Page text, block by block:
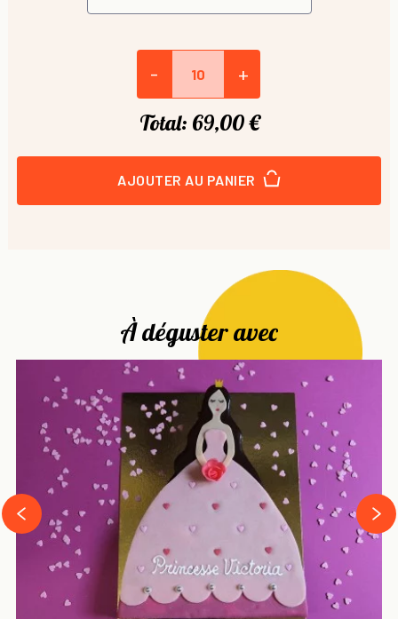
- +
Total: 69,00 €
AJOUTER AU PANIER
À déguster avec
prev
next